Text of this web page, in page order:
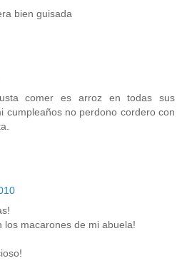
bien guisada
comer es arroz en todas sus
cumpleaños no perdono cordero con
los macarones de mi abuela!